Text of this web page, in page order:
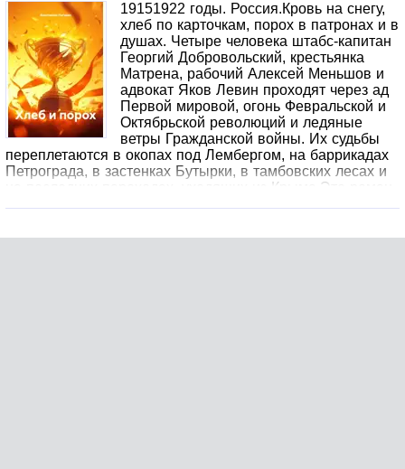
19151922 годы. Россия.Кровь на снегу,
хлеб по карточкам, порох в патронах и в
душах. Четыре человека штабс-капитан
Георгий Добровольский, крестьянка
Матрена, рабочий Алексей Меньшов и
адвокат Яков Левин проходят через ад
Первой мировой, огонь Февральской и
Октябрьской революций и ледяные
ветры Гражданской войны. Их судьбы
переплетаются в окопах под Лембергом, на баррикадах
Петрограда, в застенках Бутырки, в тамбовских лесах и
на последних пароходах, уходящих из Крыма.Это роман
пожарищ и о том, как становятся врагами те, кто ещё